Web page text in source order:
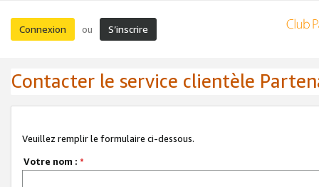
Connexion ou S’inscrire
Contacter le service clientèle
Veuillez remplir le formulaire ci-dessous.
Votre nom : *